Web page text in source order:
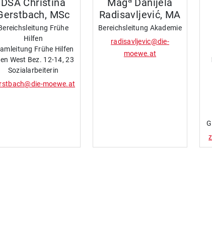
DSA Christina
MSc
Frühe
Hilfen
Frühe Hilfen
West Bez. 12-14, 23
Sozialarbeiterin
moewe.at
Mag Danijela
Radisavljević, MA
Bereichsleitung Akademie
radisavljevic@die-
moewe.at